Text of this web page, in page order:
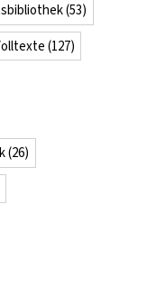
(53)
(127)
(26)